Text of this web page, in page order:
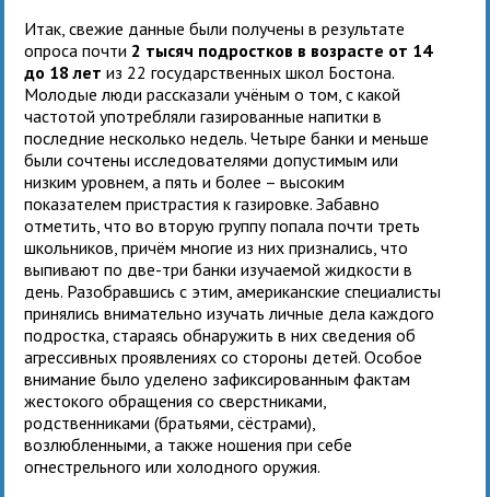
Итак, свежие данные были получены в результате
опроса почти 2 тысяч подростков в возрасте от 14
до 18 лет из 22 государственных школ Бостона.
Молодые люди рассказали учёным о том, с какой
частотой употребляли газированные напитки в
последние несколько недель. Четыре банки и меньше
были сочтены исследователями допустимым или
низким уровнем, а пять и более – высоким
показателем пристрастия к газировке. Забавно
отметить, что во вторую группу попала почти треть
школьников, причём многие из них признались, что
выпивают по две-три банки изучаемой жидкости в
день. Разобравшись с этим, американские специалисты
принялись внимательно изучать личные дела каждого
подростка, стараясь обнаружить в них сведения об
агрессивных проявлениях со стороны детей. Особое
внимание было уделено зафиксированным фактам
жестокого обращения со сверстниками,
родственниками (братьями, сёстрами),
возлюбленными, а также ношения при себе
огнестрельного или холодного оружия.